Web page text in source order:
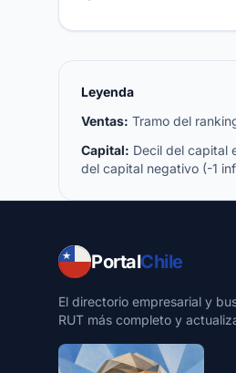
Leyenda
Ventas: Tramo del
Capital: Decil del capital
del capital negativo (-1
PortalChile
El directorio empresarial y
RUT más completo y